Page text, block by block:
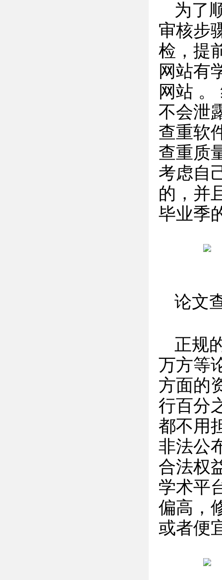
为了
审核步
检，提
网站有
网站
不会泄
查重软
查重质
考虑自
的，并
毕业季
论文
正规
万方等
方面的
行百分
都不用
非法公
合法权
学术平
偏高，
或者便